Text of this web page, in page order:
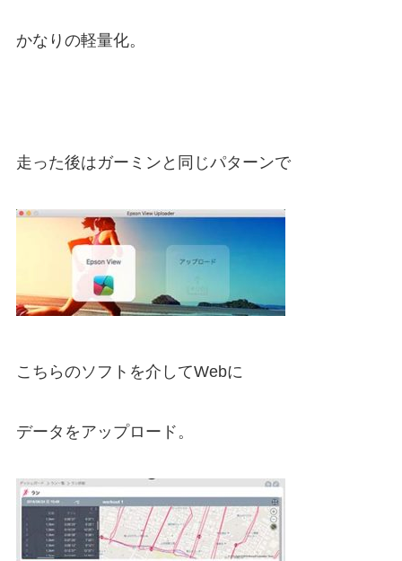
かなりの軽量化。
走った後はガーミンと同じパターンで
こちらのソフトを介してWebに
データをアップロード。